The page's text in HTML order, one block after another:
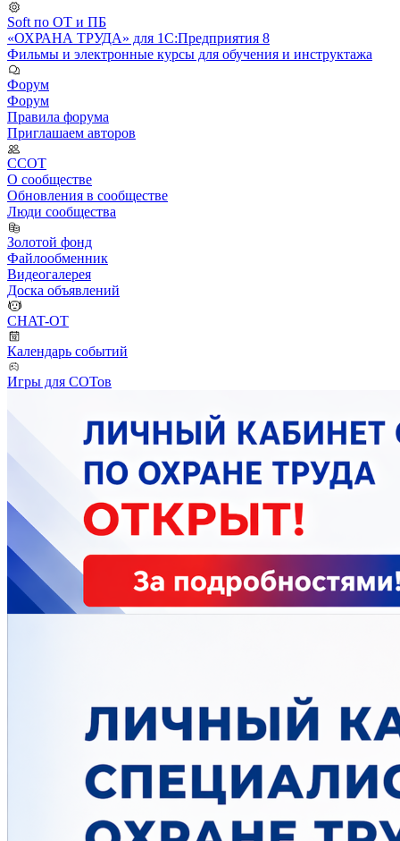
Soft по ОТ и ПБ
«ОХРАНА ТРУДА» для 1С:Предприятия 8
Фильмы и электронные курсы для обучения и инструктажа
Форум
Форум
Правила форума
Приглашаем авторов
ССОТ
О сообществе
Обновления в сообществе
Люди сообщества
Золотой фонд
Файлообменник
Видеогалерея
Доска объявлений
CHAT-OT
Календарь событий
Игры для СОТов